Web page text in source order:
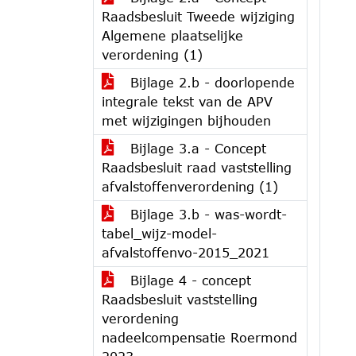
Raadsbesluit Tweede wijziging
Algemene plaatselijke
verordening (1)
Bijlage 2.b - doorlopende
integrale tekst van de APV
met wijzigingen bijhouden
Bijlage 3.a - Concept
Raadsbesluit raad vaststelling
afvalstoffenverordening (1)
Bijlage 3.b - was-wordt-
tabel_wijz-model-
afvalstoffenvo-2015_2021
Bijlage 4 - concept
Raadsbesluit vaststelling
verordening
nadeelcompensatie Roermond